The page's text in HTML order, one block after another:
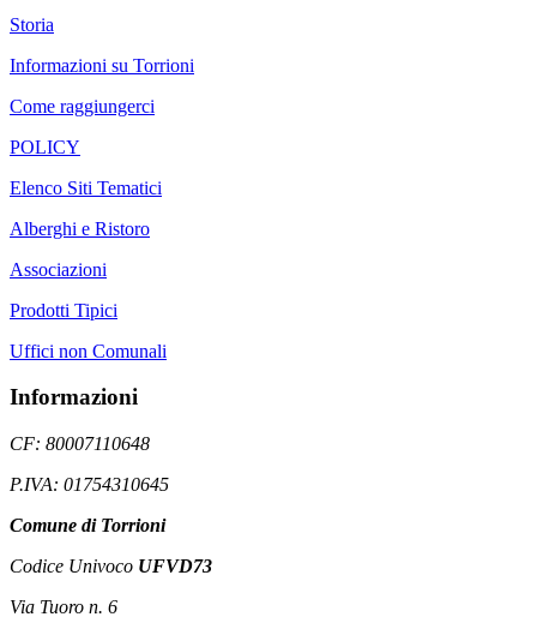
Storia
Informazioni su Torrioni
Come raggiungerci
POLICY
Elenco Siti Tematici
Alberghi e Ristoro
Associazioni
Prodotti Tipici
Uffici non Comunali
Informazioni
CF: 80007110648
P.IVA: 01754310645
Comune di Torrioni
Codice Univoco UFVD73
Via Tuoro n. 6